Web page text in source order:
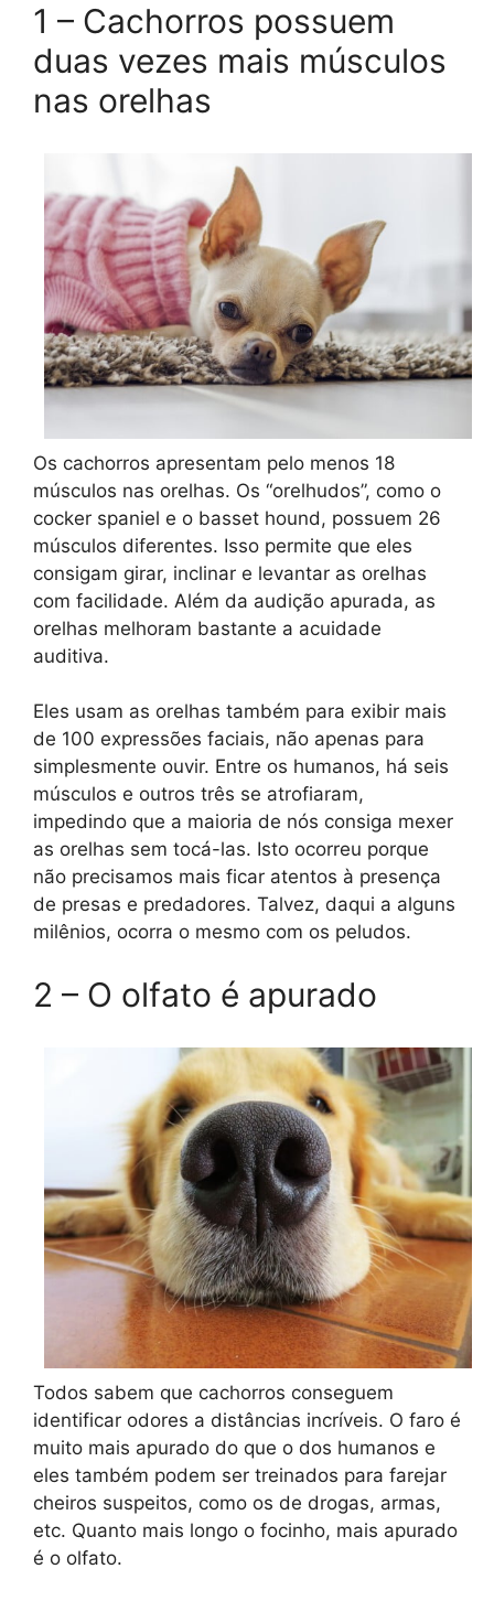
1 – Cachorros possuem
duas vezes mais músculos
nas orelhas
Os cachorros apresentam pelo menos 18
músculos nas orelhas. Os “orelhudos”, como o
cocker spaniel e o basset hound, possuem 26
músculos diferentes. Isso permite que eles
consigam girar, inclinar e levantar as orelhas
com facilidade. Além da audição apurada, as
orelhas melhoram bastante a acuidade
auditiva.
Eles usam as orelhas também para exibir mais
de 100 expressões faciais, não apenas para
simplesmente ouvir. Entre os humanos, há seis
músculos e outros três se atrofiaram,
impedindo que a maioria de nós consiga mexer
as orelhas sem tocá-las. Isto ocorreu porque
não precisamos mais ficar atentos à presença
de presas e predadores. Talvez, daqui a alguns
milênios, ocorra o mesmo com os peludos.
2 – O olfato é apurado
Todos sabem que cachorros conseguem
identificar odores a distâncias incríveis. O faro é
muito mais apurado do que o dos humanos e
eles também podem ser treinados para farejar
cheiros suspeitos, como os de drogas, armas,
etc. Quanto mais longo o focinho, mais apurado
é o olfato.